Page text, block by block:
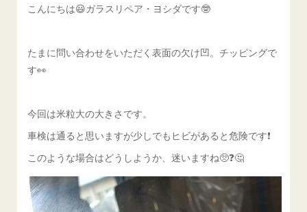
こんにちは😃ガラスリペア・ヨシダです🤓
たまに問い合わせをいただく表面の欠け凹。チッピングで
す👀
今回は米粒大の大きさです。
車検は通ると思いますが少しでもヒビがあると危険です❗️
このような場合はどうしようか、迷いますね🥺❓️🤔